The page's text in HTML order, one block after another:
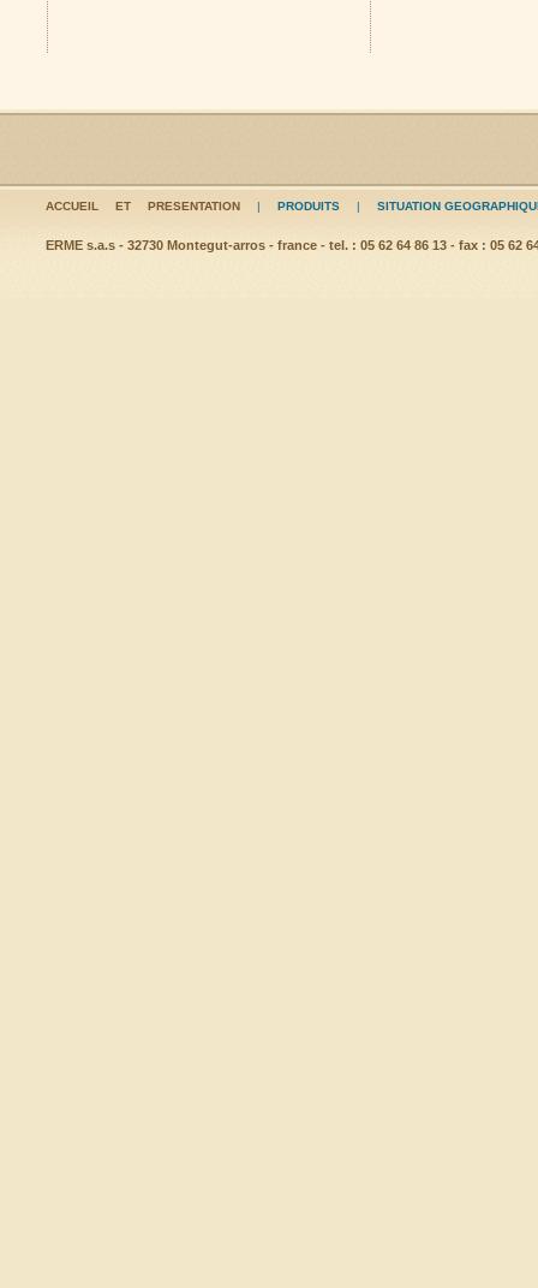
ACCUEIL ET PRESENTATION | PRODUITS | SITUATION
ERME s.a.s - 32730 Montegut-arros - france - tel. : 05 62 64 86 13 - fax : 05 62